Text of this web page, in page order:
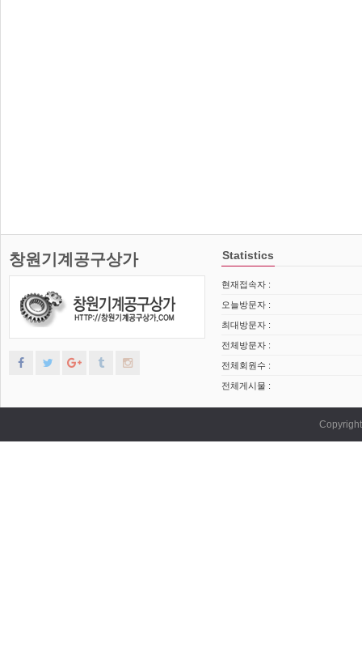
창원기계공구상가 Statistics
현재접속자 :
오늘방문자 :
최대방문자 :
전체방문자 :
전체회원수 :
전체게시물 :